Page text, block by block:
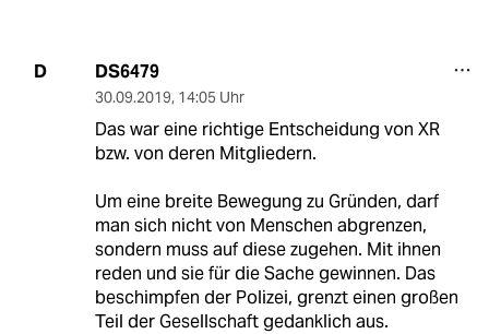
D DS6479
30.09.2019, 14:05 Uhr
Das war eine richtige Entscheidung von XR
bzw. von deren Mitgliedern.
Um eine breite Bewegung zu Gründen, darf
man sich nicht von Menschen abgrenzen,
sondern muss auf diese zugehen. Mit ihnen
reden und sie für die Sache gewinnen. Das
beschimpfen der Polizei, grenzt einen großen
Teil der Gesellschaft gedanklich aus.